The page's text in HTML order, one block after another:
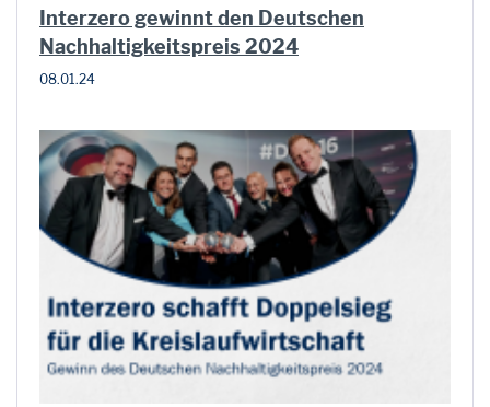
Interzero gewinnt den Deutschen
Nachhaltigkeitspreis 2024
08.01.24